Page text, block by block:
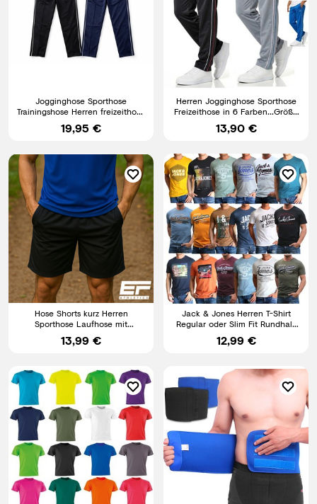
Jogginghose Sporthose
Trainingshose Herren freizeithose
Gym Hose Sweatpants
19,95 €
Herren Jogginghose Sporthose
Freizeithose in 6 Farben...Größe
S,M,L,XL,XXL,3XL
13,90 €
Hose Shorts kurz Herren
Sporthose Laufhose mit
Seitentaschen und
Reißverschluss
13,99 €
Jack & Jones Herren T-Shirt
Regular oder Slim Fit Rundhals
Print Shirt kurz
12,99 €